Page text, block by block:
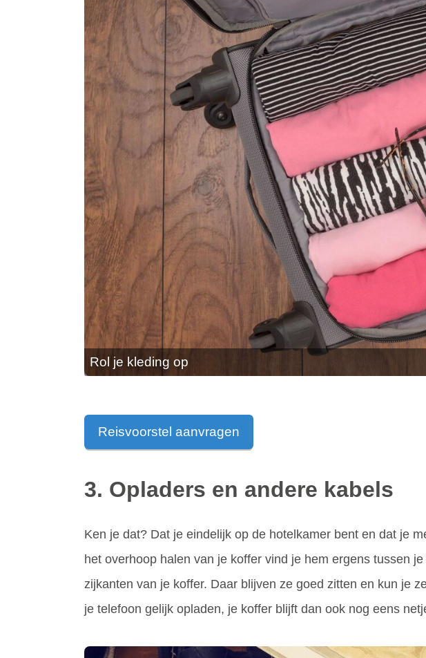
Rol je kleding op
Reisvoorstel aanvragen
3. Opladers en andere kabels
Ken je dat? Dat je eindelijk op de hotelkamer bent en dat je
het overhoop halen van je koffer vind je hem ergens tussen
zijkanten van je koffer. Daar blijven ze goed zitten en kun je
je telefoon gelijk opladen, je koffer blijft dan ook nog eens